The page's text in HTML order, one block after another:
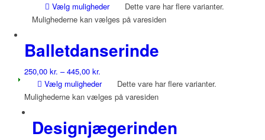
Vælg muligheder
Dette vare har flere varianter.
Mulighederne kan vælges på varesiden
Balletdanserinde
250,00 kr. –445,00 kr.
Vælg muligheder
Dette vare har flere varianter.
Mulighederne kan vælges på varesiden
Designjægerinden